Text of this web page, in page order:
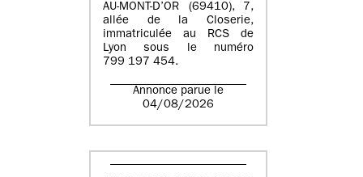
AU-MONT-D’OR (69410), 7,
allée de la Closerie,
immatriculée au RCS de
Lyon sous le numéro
799 197 454.
Annonce parue le
04/08/2026